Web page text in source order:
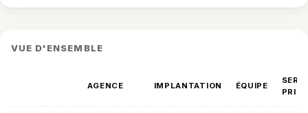
VUE D'ENSEMBLE
AGENCE IMPLANTATION ÉQUIPE